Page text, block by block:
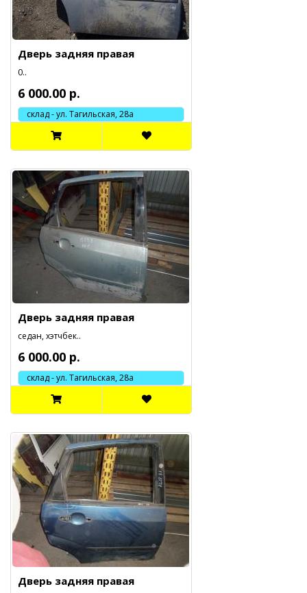
Дверь задняя правая
0..
6 000.00 р.
склад - ул. Тагильская, 28а
Дверь задняя правая
седан, хэтчбек..
6 000.00 р.
склад - ул. Тагильская, 28а
Дверь задняя правая